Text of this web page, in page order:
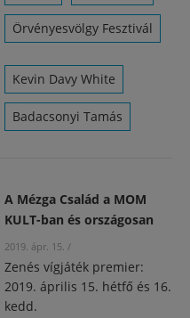
Örvényesvölgy Fesztivál
Kevin Davy White
Badacsonyi Tamás
A Mézga Család a MOM
KULT-ban és országosan
2019. ápr. 15. /
Zenés vígjáték premier:
2019. április 15. hétfő és 16.
kedd.